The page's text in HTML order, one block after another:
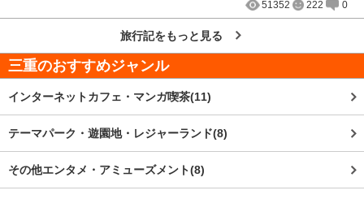
51352
222 0
旅行記をもっと見る
三重のおすすめジャンル
インターネットカフェ・マンガ喫茶(11)
テーマパーク・遊園地・レジャーランド(8)
その他エンタメ・アミューズメント(8)